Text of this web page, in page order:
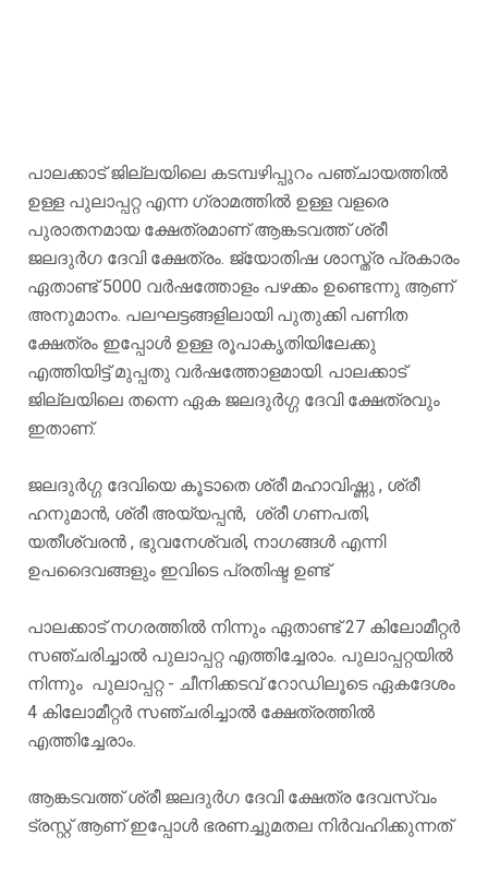
പാലക്കാട് ജില്ലയിലെ കടമ്പഴിപ്പുറം പഞ്ചായത്തിൽ
ഉള്ള പുലാപ്പറ്റ എന്ന ഗ്രാമത്തിൽ ഉള്ള വളരെ
പുരാതനമായ ക്ഷേത്രമാണ് ആങ്കടവത്ത് ശ്രീ
ജലദുർഗ ദേവി ക്ഷേത്രം. ജ്യോതിഷ ശാസ്ത്ര പ്രകാരം
ഏതാണ്ട് 5000 വർഷത്തോളം പഴക്കം ഉണ്ടെന്നു ആണ്
അനുമാനം. പലഘട്ടങ്ങളിലായി പുതുക്കി പണിത
ക്ഷേത്രം ഇപ്പോൾ ഉള്ള രൂപാകൃതിയിലേക്കു
എത്തിയിട്ട് മുപ്പതു വർഷത്തോളമായി. പാലക്കാട്
ജില്ലയിലെ തന്നെ ഏക ജലദുർഗ്ഗ ദേവി ക്ഷേത്രവും
ഇതാണ്.
ജലദുർഗ്ഗ ദേവിയെ കൂടാതെ ശ്രീ മഹാവിഷ്ണു , ശ്രീ
ഹനുമാൻ, ശ്രീ അയ്യപ്പൻ, ശ്രീ ഗണപതി,
യതീശ്വരൻ , ഭുവനേശ്വരി, നാഗങ്ങൾ എന്നി
ഉപദൈവങ്ങളും ഇവിടെ പ്രതിഷ്ട ഉണ്ട്
പാലക്കാട് നഗരത്തിൽ നിന്നും ഏതാണ്ട് 27 കിലോമീറ്റർ
സഞ്ചരിച്ചാൽ പുലാപ്പറ്റ എത്തിച്ചേരാം. പുലാപ്പറ്റയിൽ
നിന്നും പുലാപ്പറ്റ - ചീനിക്കടവ് റോഡിലൂടെ ഏകദേശം
4 കിലോമീറ്റർ സഞ്ചരിച്ചാൽ ക്ഷേത്രത്തിൽ
എത്തിച്ചേരാം.
ആങ്കടവത്ത് ശ്രീ ജലദുർഗ ദേവി ക്ഷേത്ര ദേവസ്വം
ട്രസ്റ്റ് ആണ് ഇപ്പോൾ ഭരണച്ചുമതല നിർവഹിക്കുന്നത്